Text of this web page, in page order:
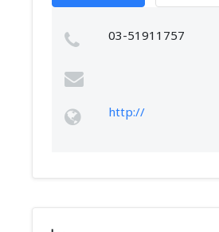
03-51911757
http://